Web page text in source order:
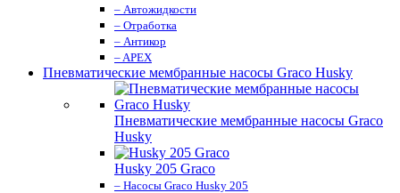
– Автожидкости
– Отработка
– Антикор
– APEX
Пневматические мембранные насосы Graco Husky
Пневматические мембранные насосы Graco
Husky
Husky 205 Graco
– Насосы Graco Husky 205